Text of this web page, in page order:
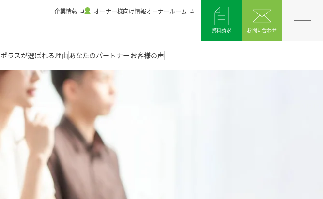
企業情報 オーナー様向け情報オーナールーム
資料請求 お問い合わせ
ポラスが選ばれる理由あなたのパートナーお客様の声